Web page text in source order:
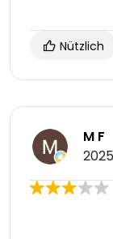
Nützlich
M F